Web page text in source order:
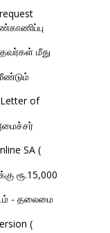
மீது
of
SA (
ரூ.15,000
- தலைமை
(